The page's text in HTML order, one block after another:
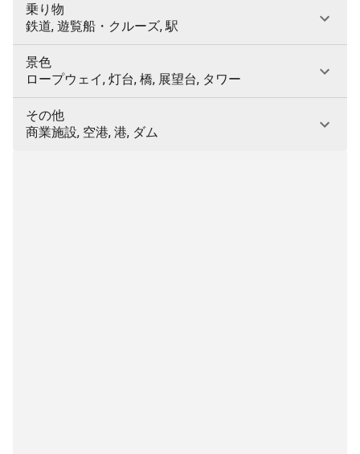
乗り物
鉄道, 遊覧船・クルーズ, 駅
景色
ロープウェイ, 灯台, 橋, 展望台, タワー
その他
商業施設, 空港, 港, ダム